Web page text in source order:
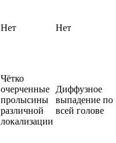
Нет Нет
Чётко
очерченные
пролысины
различной
локализации
Диффузное
выпадение по
всей голове